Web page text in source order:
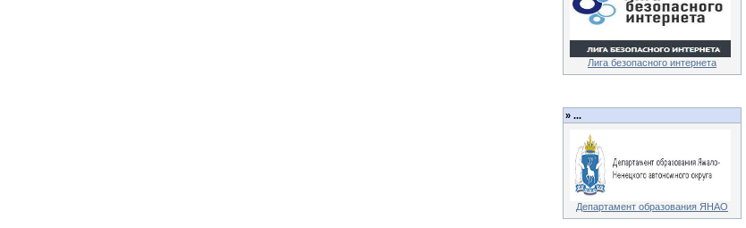
Лига безопасного интернета
» ...
Департамент образования ЯНАО